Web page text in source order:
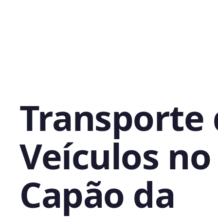
Transporte
Veículos no
Capão da